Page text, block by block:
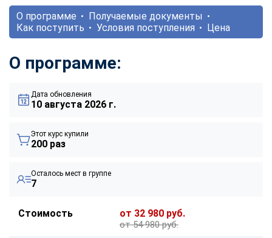
О программе
Получаемые документы
Как поступить
Условия поступления Цена
О программе:
Дата обновления
10 августа 2026 г.
Этот курс купили
200 раз
Осталось мест в группе
7
Стоимость от 32 980 руб.
от 54 980 руб.